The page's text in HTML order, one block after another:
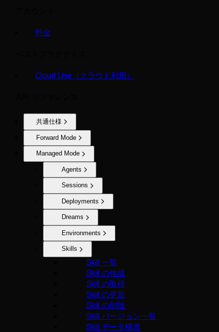
料金
Cloud Use（クラウド利用）
共通仕様
Forward Mode
Managed Mode
Agents
Sessions
Deployments
Dreams
Environments
Skills
Skill 一覧
Skill の作成
Skill の取得
Skill の更新
Skill の削除
Skill バージョン一覧
Skill データ構造